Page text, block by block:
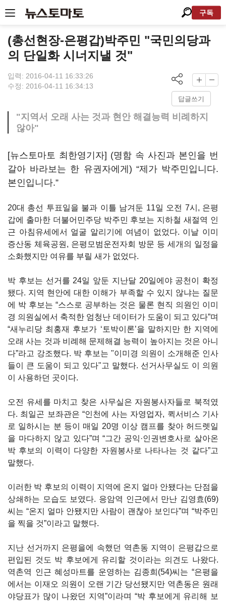
구독
(총선현장-은평갑)박주민 "국민의당과
의 단일화 시너지낼 것"
입력: 2016-04-11 16:33:26
수정: 2016-04-11 16:34:13
답글쓰기
"지역서 오래 사는 것과 현안 해결능력 비례하지
않아"
[뉴스토마토 최한영기자] (명함 속 사진과 본인을 번
갈아 바라보는 한 유권자에게) “제가 박주민입니다.
본인입니다.”
20대 총선 투표일을 불과 이틀 남겨둔 11일 오전 7시, 은평
갑에 출마한 더불어민주당 박주민 후보는 지하철 새절역 인
근 아침유세에서 얼굴 알리기에 여념이 없었다. 이날 이미
증산동 체육공원, 은평모범운전자회 방문 등 세개의 일정을
소화했지만 여유를 부릴 새가 없었다.
박 후보는 선거를 24일 앞둔 지난달 20일에야 공천이 확정
됐다. 지역 현안에 대한 이해가 부족할 수 있지 않냐는 질문
에 박 후보는 “스스로 공부하는 것은 물론 현직 의원인 이미
경 의원실에서 축적한 엄청난 데이터가 도움이 되고 있다”며
“새누리당 최홍재 후보가 ‘토박이론’을 말하지만 한 지역에
오래 사는 것과 비례해 문제해결 능력이 높아지는 것은 아니
다”라고 강조했다. 박 후보는 "이미경 의원이 소개해준 인사
들이 큰 도움이 되고 있다"고 말했다. 선거사무실도 이 의원
이 사용하던 곳이다.
오전 유세를 마치고 찾은 사무실은 자원봉사자들로 북적였
다. 최일곤 보좌관은 “인천에 사는 자영업자, 퀵서비스 기사
로 일하시는 분 등이 매일 20명 이상 캠프를 찾아 허드렛일
을 마다하지 않고 있다”며 “그간 공익·인권변호사로 살아온
박 후보의 이력이 다양한 자원봉사로 나타나는 것 같다”고
말했다.
이러한 박 후보의 이력이 지역에 온지 얼마 안됐다는 단점을
상쇄하는 모습도 보였다. 응암역 인근에서 만난 김영효(69)
씨는 “온지 얼마 안됐지만 사람이 괜찮아 보인다”며 “박주민
을 찍을 것”이라고 말했다.
지난 선거까지 은평을에 속했던 역촌동 지역이 은평갑으로
편입된 것도 박 후보에게 유리할 것이라는 의견도 나왔다.
역촌역 인근 혜성마트를 운영하는 김종희(54)씨는 “은평을
에서는 이재오 의원이 오랜 기간 당선됐지만 역촌동은 원래
야당표가 많이 나왔던 지역”이라며 “박 후보에게 유리해 보